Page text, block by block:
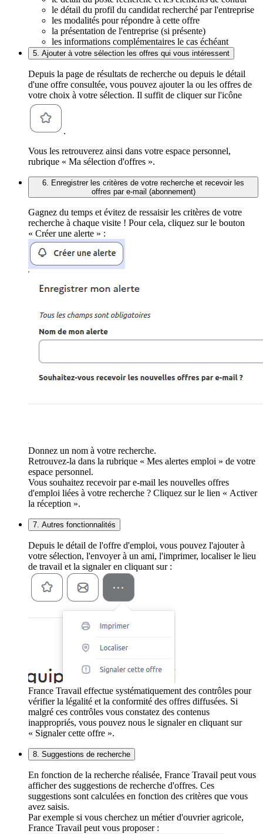
le détail du profil du candidat recherché par l'entreprise
les modalités pour répondre à cette offre
la présentation de l'entreprise (si présente)
les informations complémentaires le cas échéant
5. Ajouter à votre sélection les offres qui vous intéressent
Depuis la page de résultats de recherche ou depuis le détail
d'une offre consultée, vous pouvez ajouter la ou les offres de
votre choix à votre sélection. Il suffit de cliquer sur l'icône
.
Vous les retrouverez ainsi dans votre espace personnel,
rubrique « Ma sélection d'offres ».
6. Enregistrer les critères de votre recherche et recevoir les
offres par e-mail (abonnement)
Gagnez du temps et évitez de ressaisir les critères de votre
recherche à chaque visite ! Pour cela, cliquez sur le bouton
« Créer une alerte » :
Donnez un nom à votre recherche.
Retrouvez-la dans la rubrique « Mes alertes emploi » de votre
espace personnel.
Vous souhaitez recevoir par e-mail les nouvelles offres
d'emploi liées à votre recherche ? Cliquez sur le lien « Activer
la réception ».
7. Autres fonctionnalités
Depuis le détail de l'offre d'emploi, vous pouvez l'ajouter à
votre sélection, l'envoyer à un ami, l'imprimer, localiser le lieu
de travail et la signaler en cliquant sur :
France Travail effectue systématiquement des contrôles pour
vérifier la légalité et la conformité des offres diffusées. Si
malgré ces contrôles vous constatez des contenus
inappropriés, vous pouvez nous le signaler en cliquant sur
« Signaler cette offre ».
8. Suggestions de recherche
En fonction de la recherche réalisée, France Travail peut vous
afficher des suggestions de recherche d'offres. Ces
suggestions sont calculées en fonction des critères que vous
avez saisis.
Par exemple si vous cherchez un métier d'ouvrier agricole,
France Travail peut vous proposer :